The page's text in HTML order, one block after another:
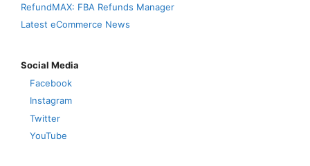
RefundMAX: FBA Refunds Manager
Latest eCommerce News
Social Media
Facebook
Instagram
Twitter
YouTube